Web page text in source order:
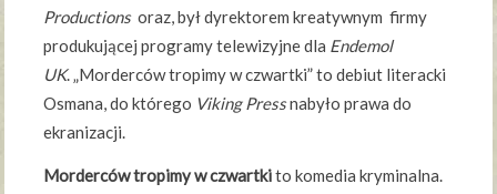
Productionsoraz, był dyrektorem kreatywnym firmy
produkującej programy telewizyjne dla Endemol
UK. „Morderców tropimy w czwartki” to debiut literacki
Osmana, do którego Viking Pressnabyło prawa do
ekranizacji.
Morderców tropimy w czwartkito komedia kryminalna.